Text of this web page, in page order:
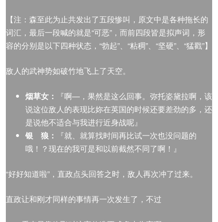
【注：森至此为止共发出了五段惨叫，原文中是各种拖长的
词汇，最后一段喊的就是“可恶”，而前四段皆是拟声词，形
容的分别是以下四种状态，“勃起”、“粘稠”、“坚硬”、“猛戳”】
敌人的武神势如破竹地飞上了天空。
烟草女：
『啊—，果然是这么回事。弥托姿黛拉啊，该
说这位敌人的表现比妳在英国的时候还要差劲的多，还
是说他不适合与我进行近身战呢』
银 狼：
『就、就算找时间再比试一次也没问题的
哦！？现在的我可是和以前截然不同了啊！』
“好好知道啦”，直政点头回答之时，敌人再次冲了过来。
直政让和刚才同样的事情再一次发生了，不过